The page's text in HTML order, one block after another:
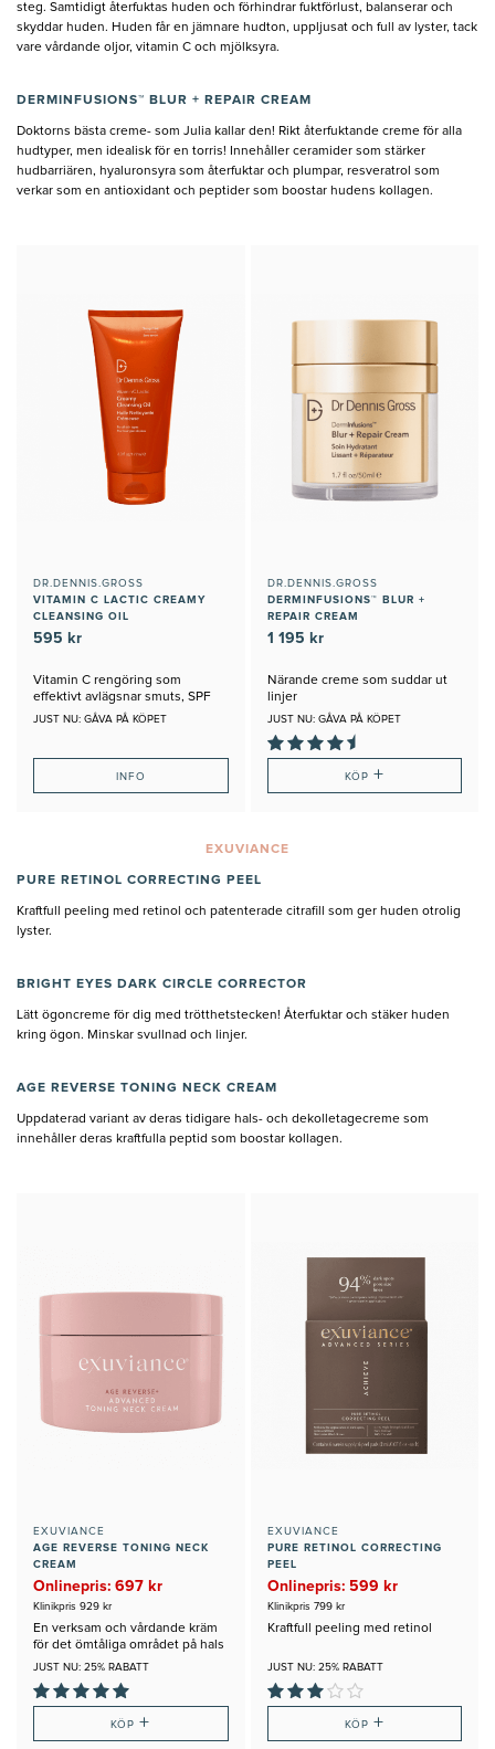
steg. Samtidigt återfuktas huden och förhindrar fuktförlust, balanserar och
skyddar huden. Huden får en jämnare hudton, uppljusat och full av lyster, tack
vare vårdande oljor, vitamin C och mjölksyra.
DERMINFUSIONS™ BLUR + REPAIR CREAM
Doktorns bästa creme- som Julia kallar den! Rikt återfuktande creme för alla
hudtyper, men idealisk för en torris! Innehåller ceramider som stärker
hudbarriären, hyaluronsyra som återfuktar och plumpar, resveratrol som
verkar som en antioxidant och peptider som boostar hudens kollagen.
DR.DENNIS.GROSS
VITAMIN C LACTIC CREAMY
CLEANSING OIL
595 kr
Vitamin C rengöring som
effektivt avlägsnar smuts, SPF
och makeup i ett steg.
JUST NU: GÅVA PÅ KÖPET
INFO
DR.DENNIS.GROSS
DERMINFUSIONS™ BLUR +
REPAIR CREAM
1 195 kr
Närande creme som suddar ut
linjer
JUST NU: GÅVA PÅ KÖPET
KÖP +
EXUVIANCE
PURE RETINOL CORRECTING PEEL
Kraftfull peeling med retinol och patenterade citrafill som ger huden otrolig
lyster.
BRIGHT EYES DARK CIRCLE CORRECTOR
Lätt ögoncreme för dig med trötthetstecken! Återfuktar och stäker huden
kring ögon. Minskar svullnad och linjer.
AGE REVERSE TONING NECK CREAM
Uppdaterad variant av deras tidigare hals- och dekolletagecreme som
innehåller deras kraftfulla peptid som boostar kollagen.
EXUVIANCE
AGE REVERSE TONING NECK
CREAM
Onlinepris: 697 kr
Klinikpris 929 kr
En verksam och vårdande kräm
för det ömtåliga området på hals
och dekolletage.
JUST NU: 25% RABATT
KÖP+
EXUVIANCE
PURE RETINOL CORRECTING
PEEL
Onlinepris: 599 kr
Klinikpris 799 kr
Kraftfull peeling med retinol
JUST NU: 25% RABATT
KÖP +